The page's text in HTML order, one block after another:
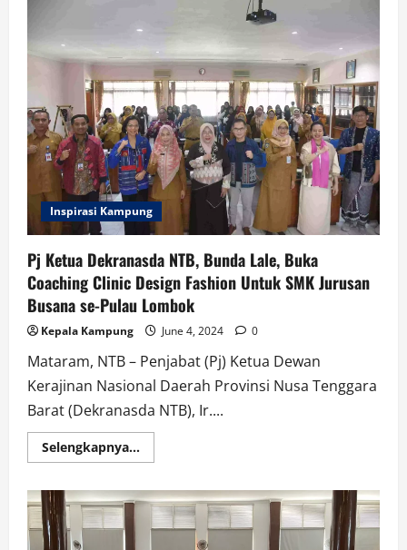
Inspirasi Kampung
Pj Ketua Dekranasda NTB, Bunda Lale, Buka
Coaching Clinic Design Fashion Untuk SMK Jurusan
Busana se-Pulau Lombok
Kepala Kampung June 4, 2024 0
Mataram, NTB – Penjabat (Pj) Ketua Dewan
Kerajinan Nasional Daerah Provinsi Nusa Tenggara
Barat (Dekranasda NTB), Ir....
Selengkapnya...Read
more
Ketua
Dekranasda
NTB,
Bunda